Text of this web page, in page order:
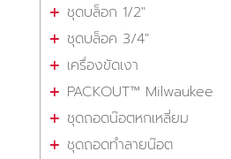
ชุดบล็อก 1/2"
ชุดบล็อค 3/4"
เครื่องขัดเงา
PACKOUT™ Milwaukee
ชุดถอดน๊อตหกเหลี่ยม
ชุดถอดทำลายน๊อต